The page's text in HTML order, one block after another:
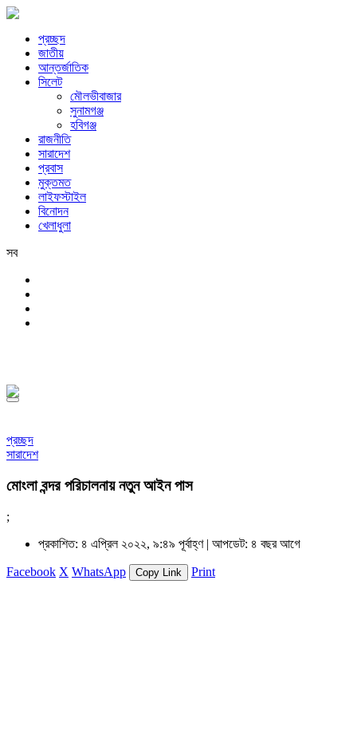
প্রচ্ছদ
জাতীয়
আন্তর্জাতিক
সিলেট
মৌলভীবাজার
সুনামগঞ্জ
হবিগঞ্জ
রাজনীতি
সারাদেশ
প্রবাস
মুক্তমত
লাইফস্টাইল
বিনোদন
খেলাধুলা
সব
প্রচ্ছদ
সারাদেশ
মোংলা বন্দর পরিচালনায় নতুন আইন পাস
;
প্রকাশিত: ৪ এপ্রিল ২০২২, ৯:৪৯ পূর্বাহ্ণ | আপডেট: ৪ বছর আগে
Facebook X WhatsApp Copy Link Print